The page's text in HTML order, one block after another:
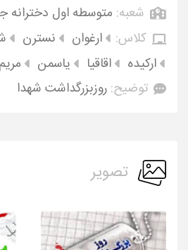
شعبه: متوسطه اول دخترانه
کلاس:
ارغوان نسترن
ارکیده
اقاقیا یاسمن مریم
توضیح: روزبزرگداشت شهدا
تصویر